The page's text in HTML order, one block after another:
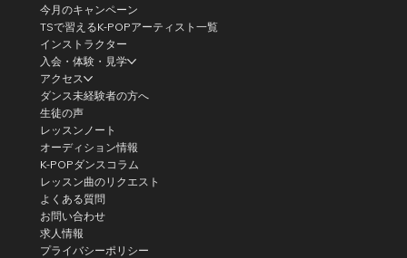
今月のキャンペーン
TSで習えるK-POPアーティスト一覧
インストラクター
入会・体験・見学
アクセス
ダンス未経験者の方へ
生徒の声
レッスンノート
オーディション情報
K-POPダンスコラム
レッスン曲のリクエスト
よくある質問
お問い合わせ
求人情報
プライバシーポリシー